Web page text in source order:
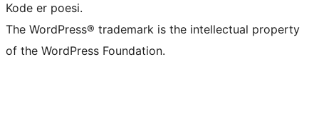
Kode er poesi.
The WordPress® trademark is the intellectual property
of the WordPress Foundation.